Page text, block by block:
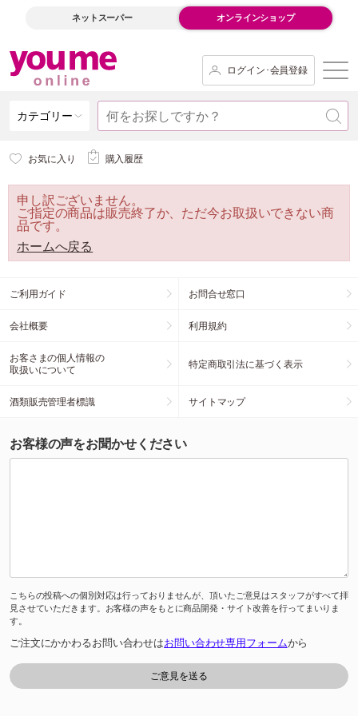
ネットスーパー オンラインショップ
ログイン･会員登録
カテゴリー
お気に入り 購入履歴
申し訳ございません。
ご指定の商品は販売終了か、ただ今お取扱いできない商
品です。
ホームへ戻る
ご利用ガイド お問合せ窓口
会社概要 利用規約
お客さまの個人情報の
取扱いについて
特定商取引法に基づく表示
酒類販売管理者標識 サイトマップ
お客様の声をお聞かせください
こちらの投稿への個別対応は行っておりませんが、頂いたご意見はスタッフがすべて拝
見させていただきます。お客様の声をもとに商品開発・サイト改善を行ってまいりま
す。
ご注文にかかわるお問い合わせはお問い合わせ専用フォームから